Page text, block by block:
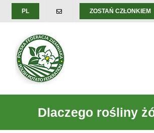
Skip
PL ZOSTAŃ CZŁONKIEM
Dlaczego rośliny